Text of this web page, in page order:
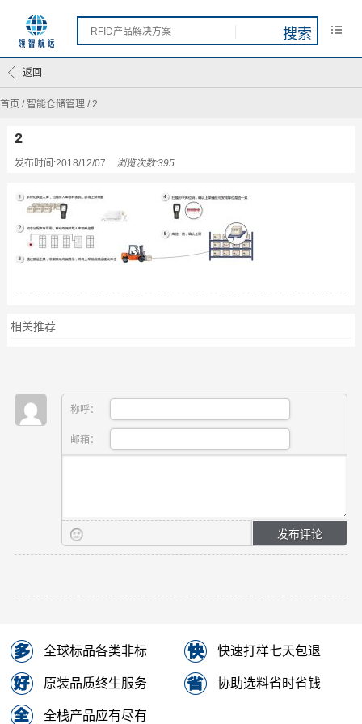
首页 /智能仓储管理 /2
返回
2
发布时间:2018/12/07 浏览次数:395
相关推荐
称呼：
邮箱：
全球标品各类非标 快速打样七天包退
原装品质终生服务 协助选料省时省钱
全栈产品应有尽有